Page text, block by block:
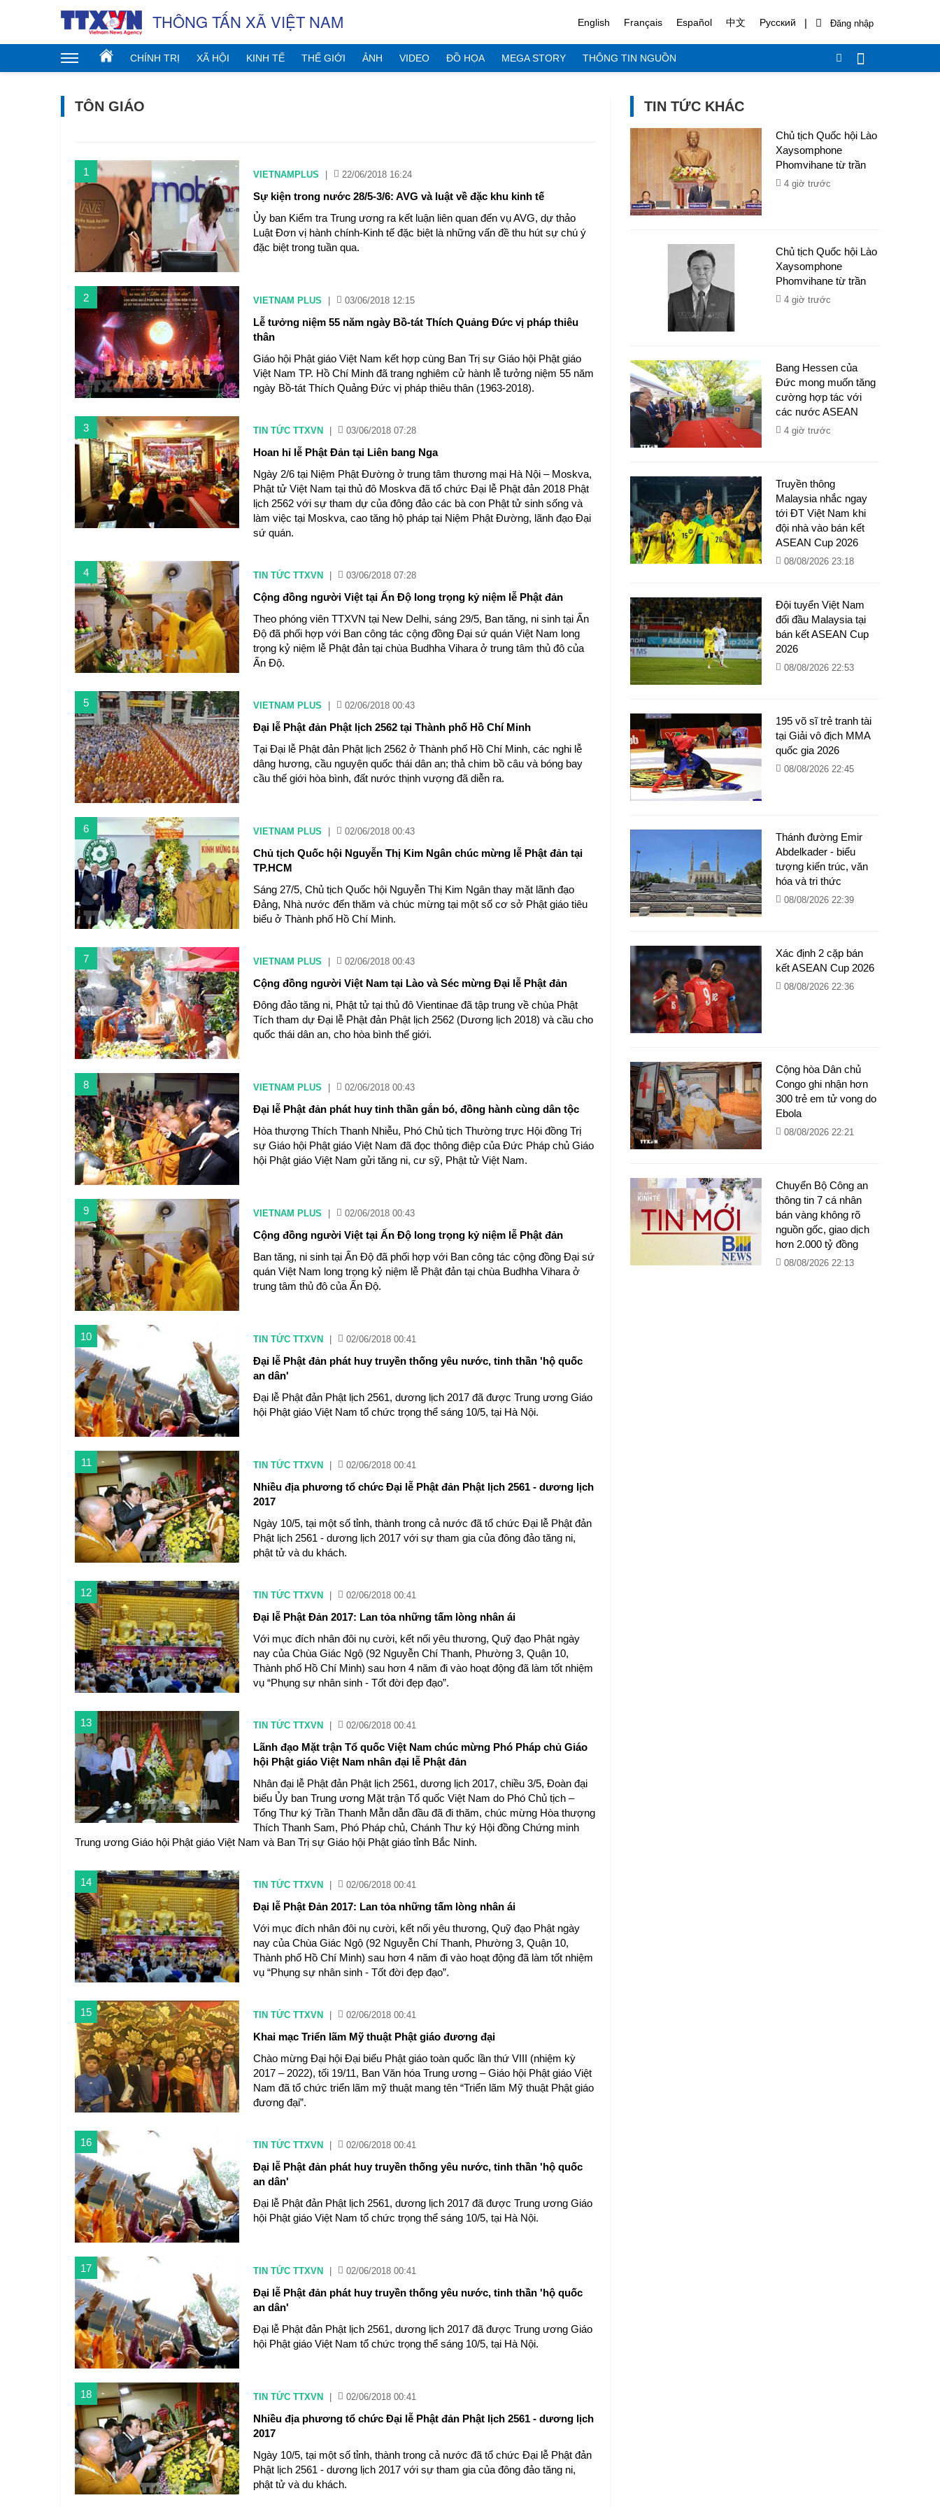
THÔNG TẤN XÃ VIỆT NAM English Français Español 中文 Русский |
CHÍNH TRỊ XÃ HỘI KINH TẾ THẾ GIỚI ẢNH VIDEO ĐỒ HỌA MEGA STORY THÔNG TIN NGUỒN
TÔN GIÁO
1 VIETNAMPLUS 22/06/2018 16:24
Sự kiện trong nước 28/5-3/6: AVG và luật về đặc khu kinh tế
Ủy ban Kiểm tra Trung ương ra kết luận liên quan đến vụ AVG, dự thảo
Luật Đơn vị hành chính-Kinh tế đặc biệt là những vấn đề thu hút sự chú ý
đặc biệt trong tuần qua.
2 VIETNAM PLUS 03/06/2018 12:15
Lễ tưởng niệm 55 năm ngày Bồ-tát Thích Quảng Đức vị pháp thiêu
thân
Giáo hội Phật giáo Việt Nam kết hợp cùng Ban Trị sự Giáo hội Phật giáo
Việt Nam TP. Hồ Chí Minh đã trang nghiêm cử hành lễ tưởng niệm 55 năm
ngày Bồ-tát Thích Quảng Đức vị pháp thiêu thân (1963-2018).
3 TIN TỨC TTXVN 03/06/2018 07:28
Hoan hỉ lễ Phật Đản tại Liên bang Nga
Ngày 2/6 tại Niệm Phật Đường ở trung tâm thương mại Hà Nội – Moskva,
Phật tử Việt Nam tại thủ đô Moskva đã tổ chức Đại lễ Phật đản 2018 Phật
lịch 2562 với sự tham dự của đông đảo các bà con Phật tử sinh sống và
làm việc tại Moskva, cao tăng hộ pháp tại Niệm Phật Đường, lãnh đạo Đại
sứ quán.
4 TIN TỨC TTXVN 03/06/2018 07:28
Cộng đồng người Việt tại Ấn Độ long trọng kỷ niệm lễ Phật đản
Theo phóng viên TTXVN tại New Delhi, sáng 29/5, Ban tăng, ni sinh tại Ấn
Độ đã phối hợp với Ban công tác cộng đồng Đại sứ quán Việt Nam long
trọng kỷ niệm lễ Phật đản tại chùa Budhha Vihara ở trung tâm thủ đô của
Ấn Độ.
5 VIETNAM PLUS 02/06/2018 00:43
Đại lễ Phật đản Phật lịch 2562 tại Thành phố Hồ Chí Minh
Tại Đại lễ Phật đản Phật lịch 2562 ở Thành phố Hồ Chí Minh, các nghi lễ
dâng hương, cầu nguyện quốc thái dân an; thả chim bồ câu và bóng bay
cầu thế giới hòa bình, đất nước thịnh vượng đã diễn ra.
6 VIETNAM PLUS 02/06/2018 00:43
Chủ tịch Quốc hội Nguyễn Thị Kim Ngân chúc mừng lễ Phật đản tại
TP.HCM
Sáng 27/5, Chủ tịch Quốc hội Nguyễn Thị Kim Ngân thay mặt lãnh đạo
Đảng, Nhà nước đến thăm và chúc mừng tại một số cơ sở Phật giáo tiêu
biểu ở Thành phố Hồ Chí Minh.
7 VIETNAM PLUS 02/06/2018 00:43
Cộng đồng người Việt Nam tại Lào và Séc mừng Đại lễ Phật đản
Đông đảo tăng ni, Phật tử tại thủ đô Vientinae đã tập trung về chùa Phật
Tích tham dự Đại lễ Phật đản Phật lịch 2562 (Dương lịch 2018) và cầu cho
quốc thái dân an, cho hòa bình thế giới.
8 VIETNAM PLUS 02/06/2018 00:43
Đại lễ Phật đản phát huy tinh thần gắn bó, đồng hành cùng dân tộc
Hòa thượng Thích Thanh Nhiễu, Phó Chủ tịch Thường trực Hội đồng Trị
sự Giáo hội Phật giáo Việt Nam đã đọc thông điệp của Đức Pháp chủ Giáo
hội Phật giáo Việt Nam gửi tăng ni, cư sỹ, Phật tử Việt Nam.
9 VIETNAM PLUS 02/06/2018 00:43
Cộng đồng người Việt tại Ấn Độ long trọng kỷ niệm lễ Phật đản
Ban tăng, ni sinh tại Ấn Độ đã phối hợp với Ban công tác cộng đồng Đại sứ
quán Việt Nam long trọng kỷ niệm lễ Phật đản tại chùa Budhha Vihara ở
trung tâm thủ đô của Ấn Độ.
10 TIN TỨC TTXVN 02/06/2018 00:41
Đại lễ Phật đản phát huy truyền thống yêu nước, tinh thần 'hộ quốc
an dân'
Đại lễ Phật đản Phật lịch 2561, dương lịch 2017 đã được Trung ương Giáo
hội Phật giáo Việt Nam tổ chức trọng thể sáng 10/5, tại Hà Nội.
11 TIN TỨC TTXVN 02/06/2018 00:41
Nhiều địa phương tổ chức Đại lễ Phật đản Phật lịch 2561 - dương lịch
2017
Ngày 10/5, tại một số tỉnh, thành trong cả nước đã tổ chức Đại lễ Phật đản
Phật lịch 2561 - dương lịch 2017 với sự tham gia của đông đảo tăng ni,
phật tử và du khách.
12 TIN TỨC TTXVN 02/06/2018 00:41
Đại lễ Phật Đản 2017: Lan tỏa những tấm lòng nhân ái
Với mục đích nhân đôi nụ cười, kết nối yêu thương, Quỹ đạo Phật ngày
nay của Chùa Giác Ngộ (92 Nguyễn Chí Thanh, Phường 3, Quận 10,
Thành phố Hồ Chí Minh) sau hơn 4 năm đi vào hoạt động đã làm tốt nhiệm
vụ “Phụng sự nhân sinh - Tốt đời đẹp đạo”.
13 TIN TỨC TTXVN 02/06/2018 00:41
Lãnh đạo Mặt trận Tổ quốc Việt Nam chúc mừng Phó Pháp chủ Giáo
hội Phật giáo Việt Nam nhân đại lễ Phật đản
Nhân đại lễ Phật đản Phật lịch 2561, dương lịch 2017, chiều 3/5, Đoàn đại
biểu Ủy ban Trung ương Mặt trận Tổ quốc Việt Nam do Phó Chủ tịch –
Tổng Thư ký Trần Thanh Mẫn dẫn đầu đã đi thăm, chúc mừng Hòa thượng
Thích Thanh Sam, Phó Pháp chủ, Chánh Thư ký Hội đồng Chứng minh
Trung ương Giáo hội Phật giáo Việt Nam và Ban Trị sự Giáo hội Phật giáo tỉnh Bắc Ninh.
14 TIN TỨC TTXVN 02/06/2018 00:41
Đại lễ Phật Đản 2017: Lan tỏa những tấm lòng nhân ái
Với mục đích nhân đôi nụ cười, kết nối yêu thương, Quỹ đạo Phật ngày
nay của Chùa Giác Ngộ (92 Nguyễn Chí Thanh, Phường 3, Quận 10,
Thành phố Hồ Chí Minh) sau hơn 4 năm đi vào hoạt động đã làm tốt nhiệm
vụ “Phụng sự nhân sinh - Tốt đời đẹp đạo”.
15 TIN TỨC TTXVN 02/06/2018 00:41
Khai mạc Triển lãm Mỹ thuật Phật giáo đương đại
Chào mừng Đại hội Đại biểu Phật giáo toàn quốc lần thứ VIII (nhiệm kỳ
2017 – 2022), tối 19/11, Ban Văn hóa Trung ương – Giáo hội Phật giáo Việt
Nam đã tổ chức triển lãm mỹ thuật mang tên “Triển lãm Mỹ thuật Phật giáo
đương đại”.
16 TIN TỨC TTXVN 02/06/2018 00:41
Đại lễ Phật đản phát huy truyền thống yêu nước, tinh thần 'hộ quốc
an dân'
Đại lễ Phật đản Phật lịch 2561, dương lịch 2017 đã được Trung ương Giáo
hội Phật giáo Việt Nam tổ chức trọng thể sáng 10/5, tại Hà Nội.
17 TIN TỨC TTXVN 02/06/2018 00:41
Đại lễ Phật đản phát huy truyền thống yêu nước, tinh thần 'hộ quốc
an dân'
Đại lễ Phật đản Phật lịch 2561, dương lịch 2017 đã được Trung ương Giáo
hội Phật giáo Việt Nam tổ chức trọng thể sáng 10/5, tại Hà Nội.
18 TIN TỨC TTXVN 02/06/2018 00:41
Nhiều địa phương tổ chức Đại lễ Phật đản Phật lịch 2561 - dương lịch
2017
Ngày 10/5, tại một số tỉnh, thành trong cả nước đã tổ chức Đại lễ Phật đản
Phật lịch 2561 - dương lịch 2017 với sự tham gia của đông đảo tăng ni,
phật tử và du khách.
TIN TỨC KHÁC
Chủ tịch Quốc hội Lào
Xaysomphone
Phomvihane từ trần
4 giờ trước
Chủ tịch Quốc hội Lào
Xaysomphone
Phomvihane từ trần
4 giờ trước
Bang Hessen của
Đức mong muốn tăng
cường hợp tác với
các nước ASEAN
4 giờ trước
Truyền thông
Malaysia nhắc ngay
tới ĐT Việt Nam khi
đội nhà vào bán kết
ASEAN Cup 2026
08/08/2026 23:18
Đội tuyển Việt Nam
đối đầu Malaysia tại
bán kết ASEAN Cup
2026
08/08/2026 22:53
195 võ sĩ trẻ tranh tài
tại Giải vô địch MMA
quốc gia 2026
08/08/2026 22:45
Thánh đường Emir
Abdelkader - biểu
tượng kiến trúc, văn
hóa và tri thức
08/08/2026 22:39
Xác định 2 cặp bán
kết ASEAN Cup 2026
08/08/2026 22:36
Cộng hòa Dân chủ
Congo ghi nhận hơn
300 trẻ em tử vong do
Ebola
08/08/2026 22:21
Chuyển Bộ Công an
thông tin 7 cá nhân
bán vàng không rõ
nguồn gốc, giao dịch
hơn 2.000 tỷ đồng
08/08/2026 22:13